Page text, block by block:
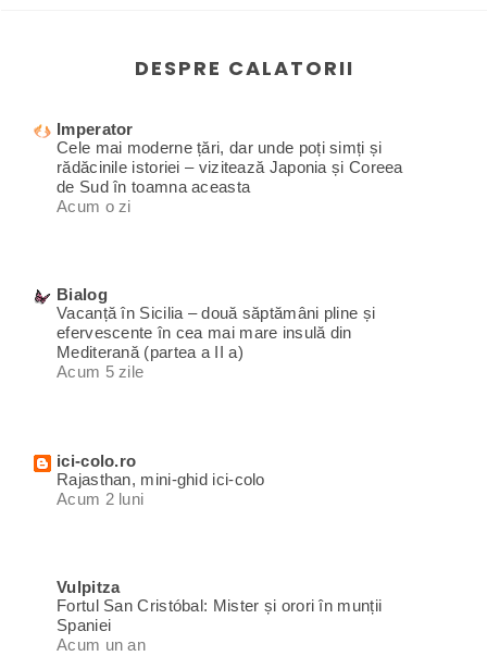
DESPRE CALATORII
Imperator
Cele mai moderne țări, dar unde poți simți și
rădăcinile istoriei – vizitează Japonia și Coreea
de Sud în toamna aceasta
Acum o zi
Bialog
Vacanță în Sicilia – două săptămâni pline și
efervescente în cea mai mare insulă din
Mediterană (partea a II a)
Acum 5 zile
ici-colo.ro
Rajasthan, mini-ghid ici-colo
Acum 2 luni
Vulpitza
Fortul San Cristóbal: Mister și orori în munții
Spaniei
Acum un an